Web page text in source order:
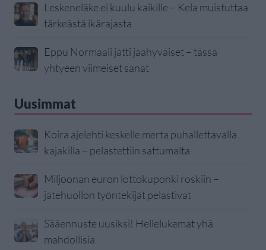
Leskeneläke ei kuulu kaikille – Kela muistuttaa
tärkeästä ikärajasta
Eppu Normaali jätti jäähyväiset – tässä
yhtyeen viimeiset sanat
Uusimmat
Koira ajelehti keskelle merta puhallettavalla
kajakilla – pelastettiin sattumalta
Miljoonan euron lottokuponki roskiin –
jätehuollon työntekijät pelastivat
Sääennuste uusiksi! Hellelukemat yhä
mahdollisia